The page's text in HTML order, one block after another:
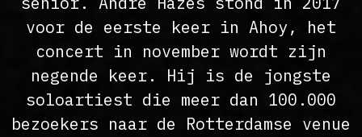
voor de eerste keer in Ahoy, het
concert in november wordt zijn
negende keer. Hij is de jongste
soloartiest die meer dan 100.000
bezoekers naar de Rotterdamse venue